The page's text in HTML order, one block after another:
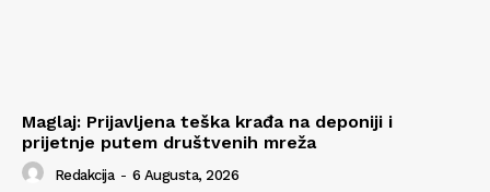
Maglaj: Prijavljena teška krađa na deponiji i
prijetnje putem društvenih mreža
Redakcija - 6 Augusta, 2026